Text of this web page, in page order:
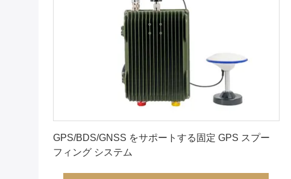
GPS/BDS/GNSS をサポートする固定 GPS スプー
フィング システム